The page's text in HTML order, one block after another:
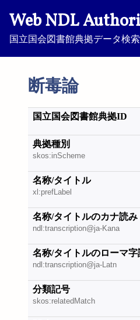
Web NDL
国立国会図書館典拠データ検
断毒論
国立国会図書館典拠ID
典拠種別
skos:inScheme
名称/タイトル
xl:prefLabel
名称/タイトルのカナ読み
ndl:transcription@ja-Kana
名称/タイトルのローマ字
ndl:transcription@ja-Latn
分類記号
skos:relatedMatch